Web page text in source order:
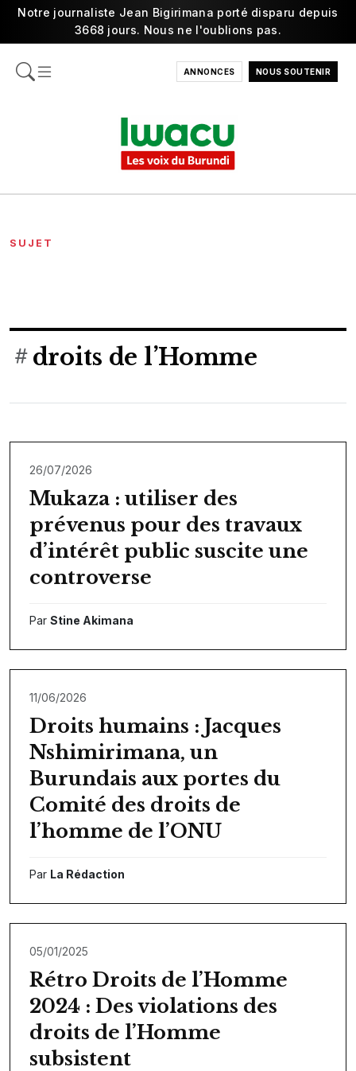
Notre journaliste Jean Bigirimana porté disparu depuis
3668 jours. Nous ne l'oublions pas.
ANNONCES NOUS SOUTENIR
SUJET
droits de l’Homme
26/07/2026
Mukaza : utiliser des
prévenus pour des travaux
d’intérêt public suscite une
controverse
Par Stine Akimana
11/06/2026
Droits humains : Jacques
Nshimirimana, un
Burundais aux portes du
Comité des droits de
l’homme de l’ONU
Par La Rédaction
05/01/2025
Rétro Droits de l’Homme
2024 : Des violations des
droits de l’Homme
subsistent